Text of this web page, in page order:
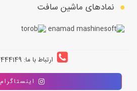
نمادهای ماشین سافت
ارتباط با ما: 34444149 - 041
اینستاگرام